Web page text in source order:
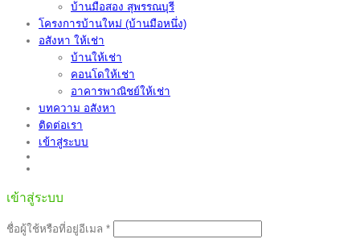
บ้านมือสอง สุพรรณบุรี
โครงการบ้านใหม่ (บ้านมือหนึ่ง)
อสังหา ให้เช่า
บ้านให้เช่า
คอนโดให้เช่า
อาคารพาณิชย์ให้เช่า
บทความ อสังหา
ติดต่อเรา
เข้าสู่ระบบ
เข้าสู่ระบบ
ชื่อผู้ใช้หรือที่อยู่อีเมล *ต้องการ